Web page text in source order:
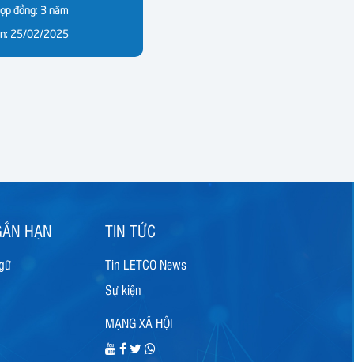
đồng: 3 năm
25/02/2025
HẠN TIN TỨC
Tin LETCO News
Sự kiện
MẠNG XÃ HỘI